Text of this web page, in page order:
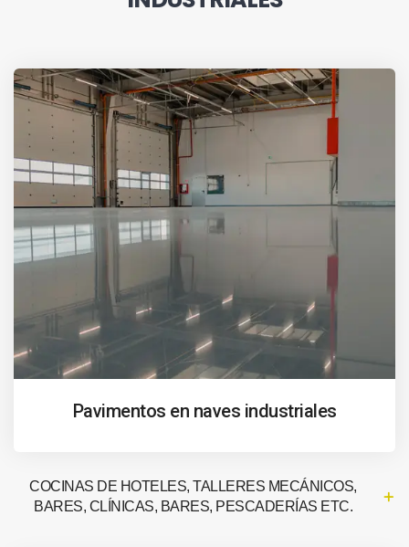
Pavimentos en naves industriales
COCINAS DE HOTELES, TALLERES MECÁNICOS,
BARES, CLÍNICAS, BARES, PESCADERÍAS ETC.